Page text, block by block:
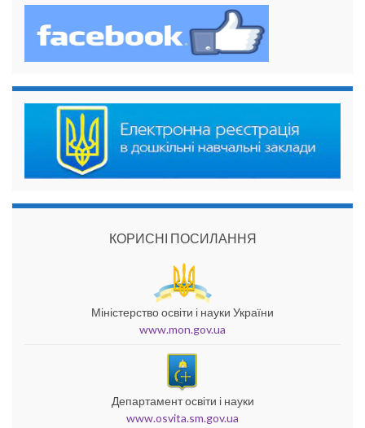
КОРИСНІ ПОСИЛАННЯ
Міністерство освіти і науки України
www.mon.gov.ua
Департамент освіти і науки
www.osvita.sm.gov.ua